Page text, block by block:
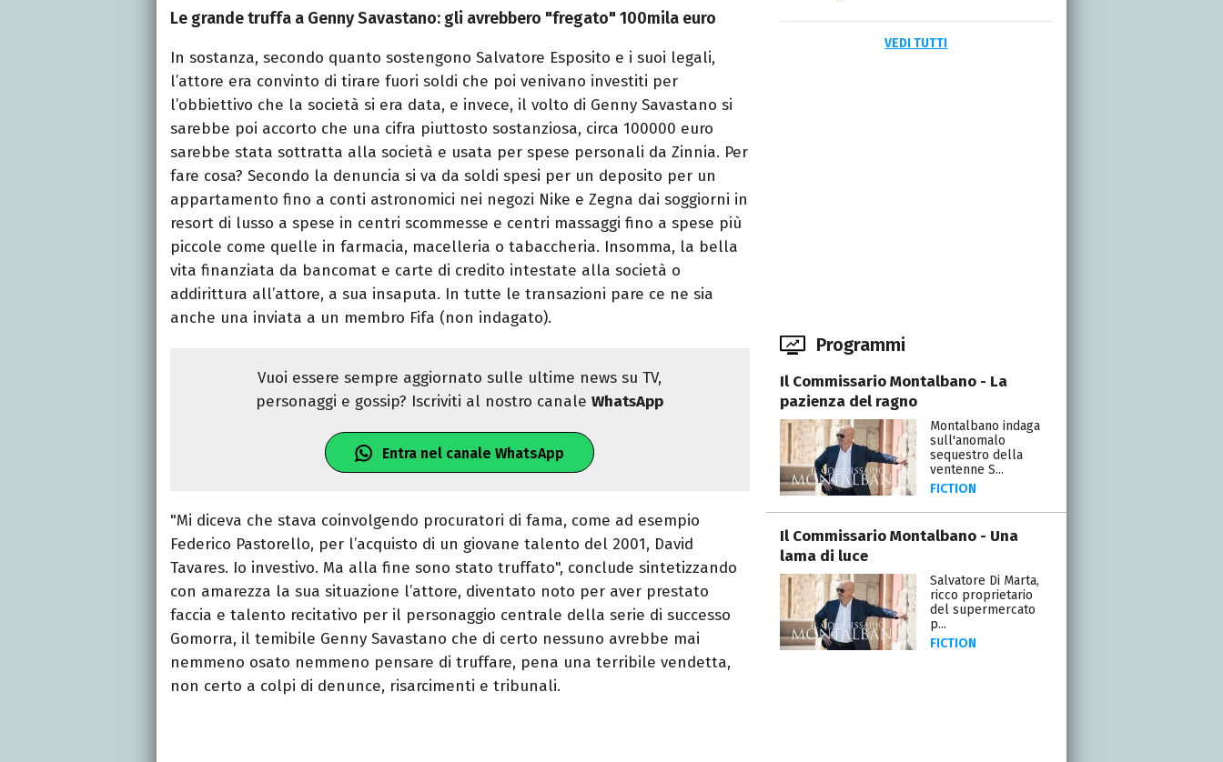
Le grande truffa a Genny Savastano: gli avrebbero "fregato" 100mila euro
In sostanza, secondo quanto sostengono Salvatore Esposito e i suoi legali,
l’attore era convinto di tirare fuori soldi che poi venivano investiti per
l’obbiettivo che la società si era data, e invece, il volto di Genny Savastano si
sarebbe poi accorto che una cifra piuttosto sostanziosa, circa 100000 euro
sarebbe stata sottratta alla società e usata per spese personali da Zinnia. Per
fare cosa? Secondo la denuncia si va da soldi spesi per un deposito per un
appartamento fino a conti astronomici nei negozi Nike e Zegna dai soggiorni in
resort di lusso a spese in centri scommesse e centri massaggi fino a spese più
piccole come quelle in farmacia, macelleria o tabaccheria. Insomma, la bella
vita finanziata da bancomat e carte di credito intestate alla società o
addirittura all’attore, a sua insaputa. In tutte le transazioni pare ce ne sia
anche una inviata a un membro Fifa (non indagato).
Vuoi essere sempre aggiornato sulle ultime news su TV,
personaggi e gossip? Iscriviti al nostro canaleWhatsApp
Entra nel canale WhatsApp
"Mi diceva che stava coinvolgendo procuratori di fama, come ad esempio
Federico Pastorello, per l’acquisto di un giovane talento del 2001, David
Tavares. Io investivo. Ma alla fine sono stato truffato", conclude sintetizzando
con amarezza la sua situazione l’attore, diventato noto per aver prestato
faccia e talento recitativo per il personaggio centrale della serie di successo
Gomorra, il temibile Genny Savastano che di certo nessuno avrebbe mai
nemmeno osato nemmeno pensare di truffare, pena una terribile vendetta,
non certo a colpi di denunce, risarcimenti e tribunali.
VEDI TUTTI
Programmi
Il Commissario Montalbano - La
pazienza del ragno
Montalbano indaga
sull'anomalo
sequestro della
ventenne S...
FICTION
Il Commissario Montalbano - Una
lama di luce
Salvatore Di Marta,
ricco proprietario
del supermercato
p...
FICTION